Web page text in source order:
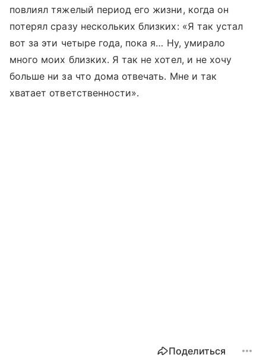
повлиял тяжелый период его жизни, когда он
потерял сразу нескольких близких: «Я так устал
вот за эти четыре года, пока я… Ну, умирало
много моих близких. Я так не хотел, и не хочу
больше ни за что дома отвечать. Мне и так
хватает ответственности».
Поделиться